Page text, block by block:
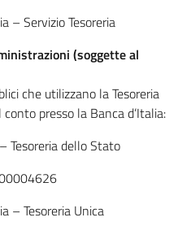
– Servizio Tesoreria
(soggette al
che utilizzano la Tesoreria
presso la Banca d’Italia:
Tesoreria dello Stato
– Tesoreria Unica